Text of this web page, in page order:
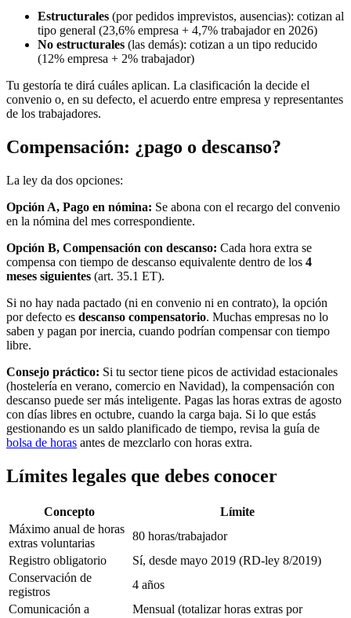
Estructurales (por pedidos imprevistos, ausencias): cotizan al
tipo general (23,6% empresa + 4,7% trabajador en 2026)
No estructurales (las demás): cotizan a un tipo reducido
(12% empresa + 2% trabajador)
Tu gestoría te dirá cuáles aplican. La clasificación la decide el
convenio o, en su defecto, el acuerdo entre empresa y representantes
de los trabajadores.
Compensación: ¿pago o descanso?
La ley da dos opciones:
Opción A, Pago en nómina: Se abona con el recargo del convenio
en la nómina del mes correspondiente.
Opción B, Compensación con descanso: Cada hora extra se
compensa con tiempo de descanso equivalente dentro de los 4
meses siguientes (art. 35.1 ET).
Si no hay nada pactado (ni en convenio ni en contrato), la opción
por defecto es descanso compensatorio. Muchas empresas no lo
saben y pagan por inercia, cuando podrían compensar con tiempo
libre.
Consejo práctico: Si tu sector tiene picos de actividad estacionales
(hostelería en verano, comercio en Navidad), la compensación con
descanso puede ser más inteligente. Pagas las horas extras de agosto
con días libres en octubre, cuando la carga baja. Si lo que estás
gestionando es un saldo planificado de tiempo, revisa la guía de
bolsa de horas antes de mezclarlo con horas extra.
Límites legales que debes conocer
Concepto
Límite
Máximo anual de horas
extras voluntarias
80 horas/trabajador
Registro obligatorio
Sí, desde mayo 2019 (RD-ley 8/2019)
Conservación de
registros
4 años
Comunicación a
Mensual (totalizar horas extras por